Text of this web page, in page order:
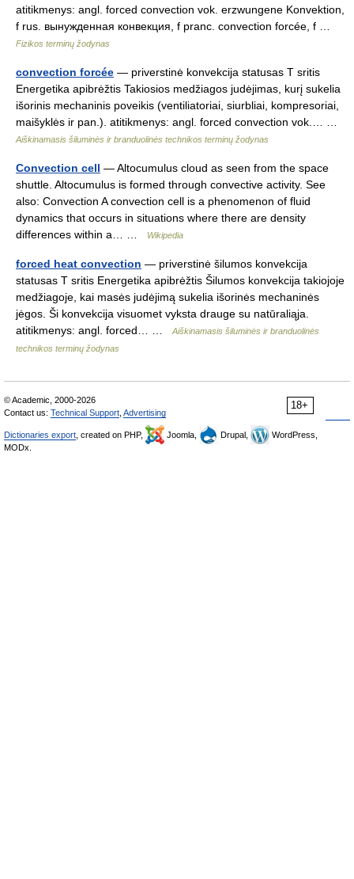
atitikmenys: angl. forced convection vok. erzwungene Konvektion,
f rus. вынужденная конвекция, f pranc. convection forcée, f …
Fizikos terminų žodynas
convection forcée — priverstinė konvekcija statusas T sritis
Energetika apibrėžtis Takiosios medžiagos judėjimas, kurį sukelia
išorinis mechaninis poveikis (ventiliatoriai, siurbliai, kompresoriai,
maišyklės ir pan.). atitikmenys: angl. forced convection vok.… …
Aiškinamasis šiluminės ir branduolinės technikos terminų žodynas
Convection cell — Altocumulus cloud as seen from the space
shuttle. Altocumulus is formed through convective activity. See
also: Convection A convection cell is a phenomenon of fluid
dynamics that occurs in situations where there are density
differences within a… …
Wikipedia
forced heat convection — priverstinė šilumos konvekcija
statusas T sritis Energetika apibrėžtis Šilumos konvekcija takiojoje
medžiagoje, kai masės judėjimą sukelia išorinės mechaninės
jėgos. Ši konvekcija visuomet vyksta drauge su natūraliąja.
atitikmenys: angl. forced… …
Aiškinamasis šiluminės ir branduolinės
technikos terminų žodynas
18+
© Academic, 2000-2026
Contact us: Technical Support Advertising
Dictionaries export , created on PHP, Joomla, Drupal,
WordPress,
MODx.